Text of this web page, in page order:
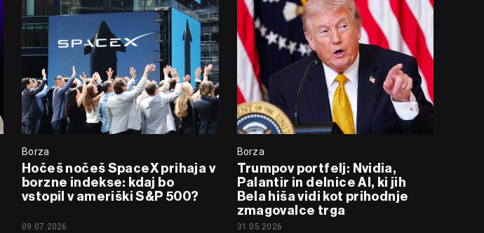
Borza
Hočeš nočeš SpaceX prihaja v
borzne indekse: kdaj bo
vstopil v ameriški S&P 500?
09.07.2026
Borza
Trumpov portfelj: Nvidia,
Palantir in delnice AI, ki jih
Bela hiša vidi kot prihodnje
zmagovalce trga
31.05.2026